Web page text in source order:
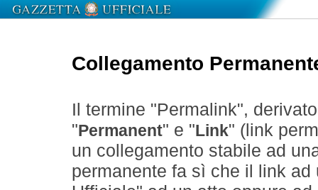
Collegamento
Il termine "Permalink",
" Permanent" e " Link" (link
un collegamento stabile ad
permanente fa sì che il link